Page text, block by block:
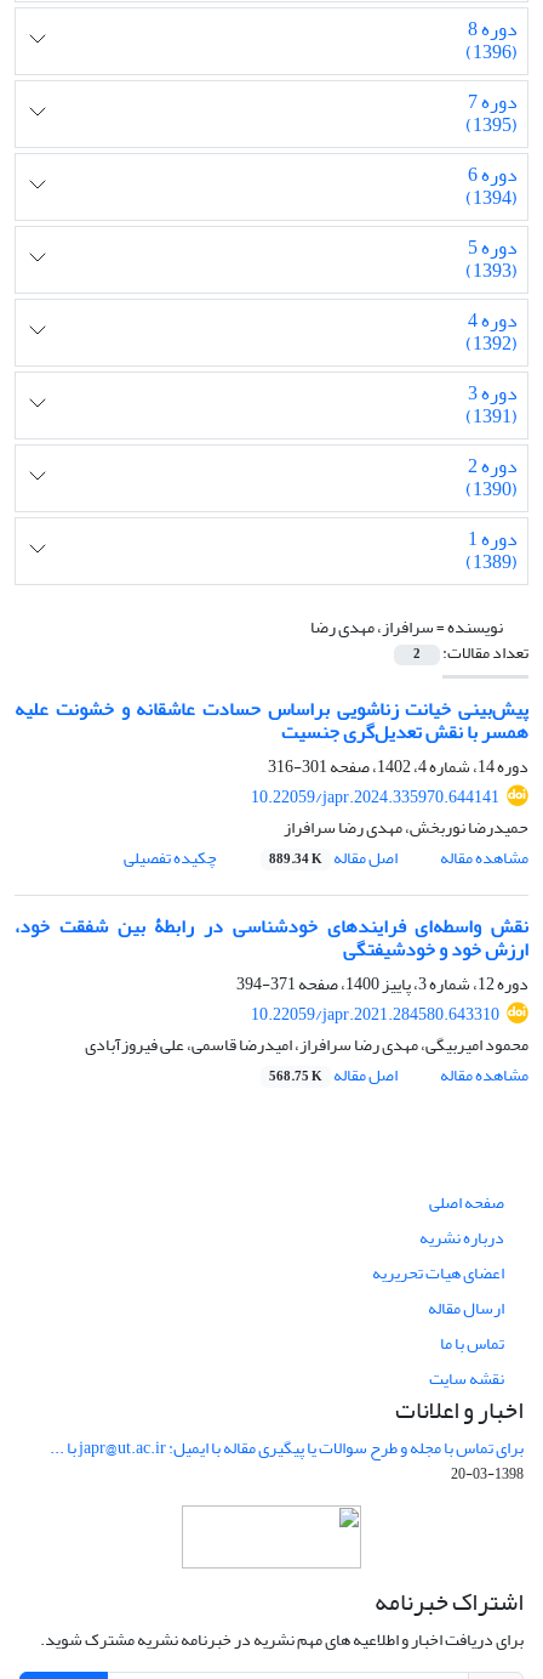
دوره 8
(1396)
دوره 7
(1395)
دوره 6
(1394)
دوره 5
(1393)
دوره 4
(1392)
دوره 3
(1391)
دوره 2
(1390)
دوره 1
(1389)
نویسنده =سرافراز، مهدی رضا
تعداد مقالات: 2
پیش‌بینی خیانت زناشویی براساس حسادت عاشقانه و خشونت علیه
همسر با نقش تعدیل‌گری جنسیت
دوره 14، شماره 4، 1402، صفحه
301-316
10.22059/japr.2024.335970.644141
حمیدرضا نوربخش، مهدی رضا سرافراز
مشاهده مقاله
اصل مقاله 889.34 K چکیده تفصیلی
نقش واسطه‌ای فرایندهای خودشناسی در رابطۀ بین شفقت خود،
ارزش خود و خودشیفتگی
دوره 12، شماره 3، پاییز 1400، صفحه
371-394
10.22059/japr.2021.284580.643310
محمود امیربیگی، مهدی رضا سرافراز، امیدرضا قاسمی، علی فیروزآبادی
مشاهده مقاله
اصل مقاله 568.75 K
صفحه اصلی
درباره نشریه
اعضای هیات تحریریه
ارسال مقاله
تماس با ما
نقشه سایت
اخبار و اعلانات
برای تماس با مجله و طرح سوالات یا پیگیری مقاله با ایمیل: japr@ut.ac.ir با ...
1398-03-20
اشتراک خبرنامه
برای دریافت اخبار و اطلاعیه های مهم نشریه در خبرنامه نشریه مشترک شوید.